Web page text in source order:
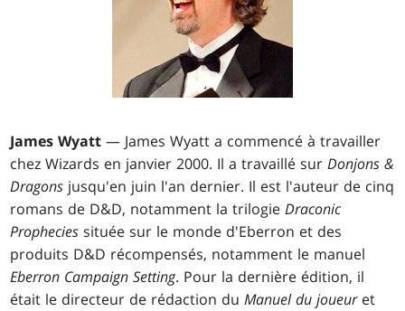
James Wyatt — James Wyatt a commencé à travailler
chez Wizards en janvier 2000. Il a travaillé surDonjons &
Dragons jusqu'en juin l'an dernier. Il est l'auteur de cinq
romans de D&D, notamment la trilogieDraconic
Prophecies située sur le monde d'Eberron et des
produits D&D récompensés, notamment le manuel
Eberron Campaign Setting. Pour la dernière édition, il
était le directeur de rédaction duManuel du joueuret